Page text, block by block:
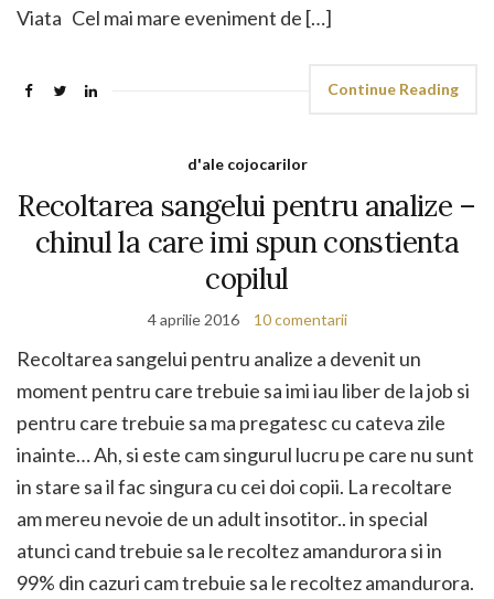
Viata Cel mai mare eveniment de […]
Continue Reading
d'ale cojocarilor
Recoltarea sangelui pentru analize –
chinul la care imi spun constienta
copilul
4 aprilie 2016 10 comentarii
Recoltarea sangelui pentru analize a devenit un
moment pentru care trebuie sa imi iau liber de la job si
pentru care trebuie sa ma pregatesc cu cateva zile
inainte… Ah, si este cam singurul lucru pe care nu sunt
in stare sa il fac singura cu cei doi copii. La recoltare
am mereu nevoie de un adult insotitor.. in special
atunci cand trebuie sa le recoltez amandurora si in
99% din cazuri cam trebuie sa le recoltez amandurora.